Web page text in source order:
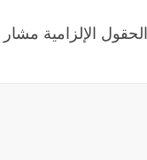
الحقول الإلزامية مشار